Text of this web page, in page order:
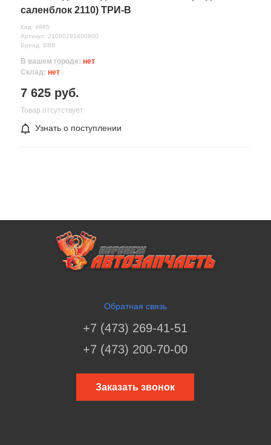
саленблок 2110) ТРИ-В
Код: 4985
Артикул: 21080291400800
Бренд: ВВВ
В вашем городе: нет
Склад: нет
7 625 руб.
Товар отсутствует
Узнать о поступлении
Обратная связь
+7 (473) 269-41-51
+7 (473) 200-70-00
Заказать звонок